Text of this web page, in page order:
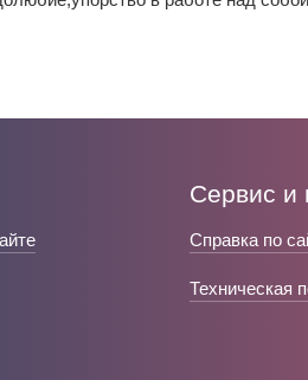
Сервис и
Справка по
Техническая